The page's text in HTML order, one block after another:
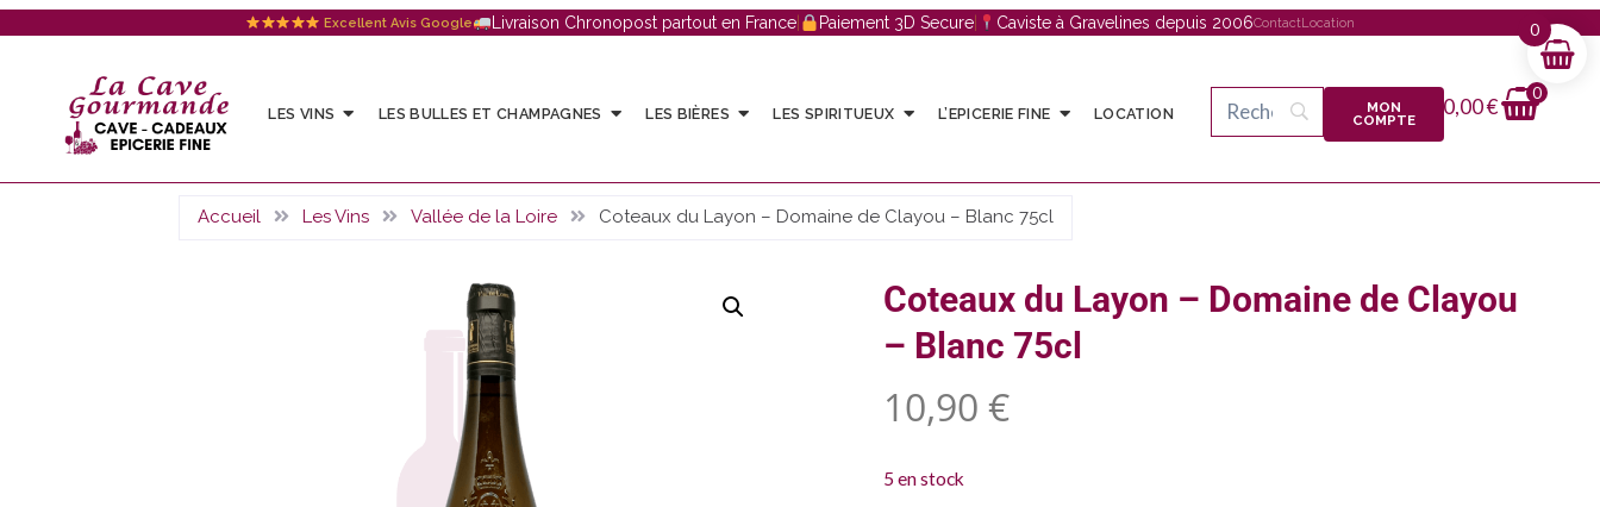
Excellent Avis Google Livraison Chronopost partout en France| Paiement 3D Secure| Caviste à Gravelines depuis 2006ContactLocation
LES VINS LES BULLES ET CHAMPAGNES LES BIÈRES LES SPIRITUEUX L’EPICERIE FINE LOCATION MON
COMPTE
0,00€
0
Accueil Les Vins Vallée de la Loire Coteaux du Layon – Domaine de Clayou – Blanc 75cl
Coteaux du Layon – Domaine de Clayou
– Blanc 75cl
10,90 €
5 en stock
0